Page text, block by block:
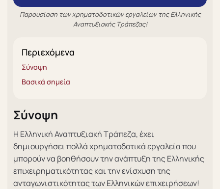
Παρουσίαση των χρηματοδοτικών εργαλείων της Ελληνικής
Αναπτυξιακής Τράπεζας!
Περιεχόμενα
Σύνοψη
Βασικά σημεία
Σύνοψη
Η Ελληνική Αναπτυξιακή Τράπεζα, έχει
δημιουργήσει πολλά χρηματοδοτικά εργαλεία που
μπορούν να βοηθήσουν την ανάπτυξη της Ελληνικής
επιχειρηματικότητας και την ενίσχυση της
ανταγωνιστικότητας των Ελληνικών επιχειρήσεων!